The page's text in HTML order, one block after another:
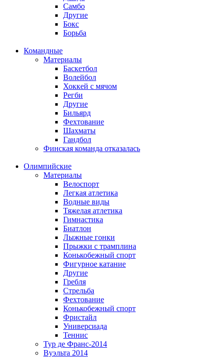
Самбо
Другие
Бокс
Борьба
Командные
Материалы
Баскетбол
Волейбол
Хоккей с мячом
Регби
Другие
Бильярд
Фехтование
Шахматы
Гандбол
Финская команда отказалась
Олимпийские
Материалы
Велоспорт
Легкая атлетика
Водные виды
Тяжелая атлетика
Гимнастика
Биатлон
Лыжные гонки
Прыжки с трамплина
Конькобежный спорт
Фигурное катание
Другие
Гребля
Стрельба
Фехтование
Конькобежный спорт
Фристайл
Универсиада
Теннис
Тур де Франс-2014
Вуэльта 2014